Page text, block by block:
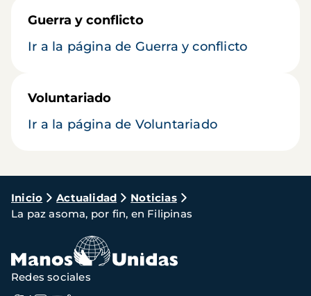
Guerra y conflicto
Ir a la página de Guerra y conflicto
Voluntariado
Ir a la página de Voluntariado
Ruta
de
navegación
Inicio Actualidad
Noticias
La paz asoma, por fin, en Filipinas
Redes sociales